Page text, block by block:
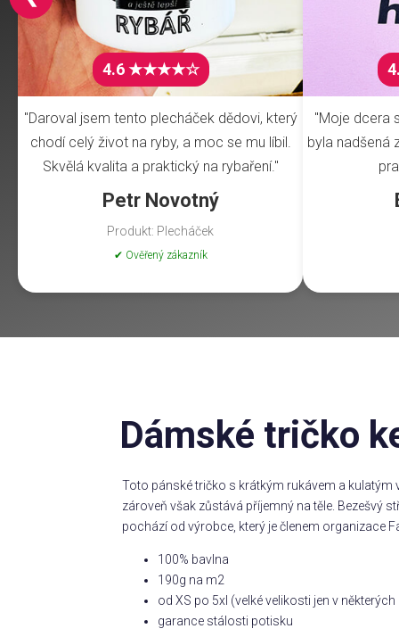
4.6 ★★★★☆
"Daroval jsem tento plecháček dědovi, který
chodí celý život na ryby, a moc se mu líbil.
Skvělá kvalita a praktický na rybaření."
Petr Novotný
Produkt: Plecháček
✔ Ověřený zákazník
"Moje dcera
byla nadšená
Dámské tričko
Toto pánské tričko s krátkým rukávem a kulatým
zároveň však zůstává příjemný na těle. Bezešvý
pochází od výrobce, který je členem organizace
100% bavlna
190g na m2
od XS po 5xl (velké velikosti jen v
garance stálosti potisku